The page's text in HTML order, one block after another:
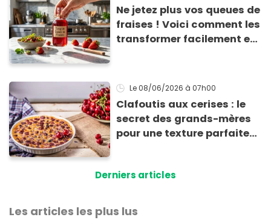
Ne jetez plus vos queues de
fraises ! Voici comment les
transformer facilement en
Le 08/06/2026 à 07h00
Clafoutis aux cerises : le
secret des grands-mères
pour une texture parfaite
Derniers articles
Les articles les plus lus